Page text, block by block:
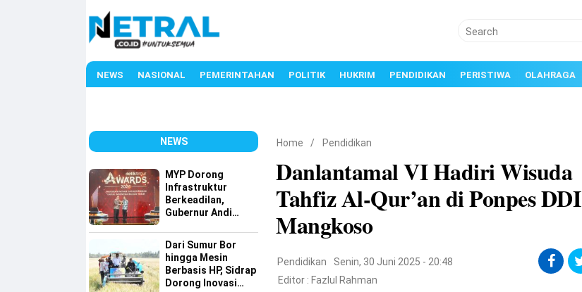
NEWS NASIONAL PEMERINTAHAN POLITIK HUKRIM PENDIDIKAN PERISTIWA OLAHRAGA
NEWS
MYP Dorong
Infrastruktur
Berkeadilan,
Gubernur Andi
Dari Sumur Bor
hingga Mesin
Berbasis HP, Sidrap
Dorong Inovasi
Home / Pendidikan
Danlantamal VI Hadiri Wisuda
Tahfiz Al-Qur’an di Ponpes DDI
Mangkoso
Pendidikan
Senin, 30 Juni 2025 - 20:48
Editor : Fazlul Rahman